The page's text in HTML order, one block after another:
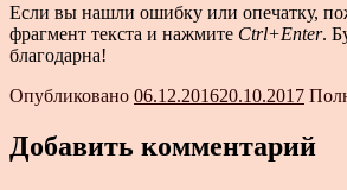
Если вы нашли ошибку или опечатку,
фрагмент текста и нажмите Ctrl+Enter.
благодарна!
Опубликовано 06.12.201620.10.2017
Добавить комментарий